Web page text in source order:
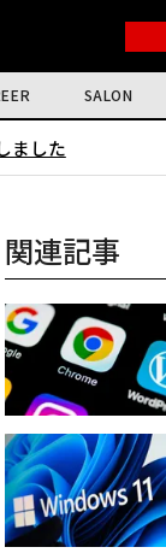
SALON
ました
関連記事